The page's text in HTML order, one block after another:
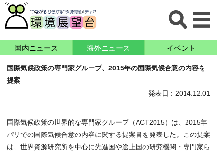
国内ニュース 海外ニュース イベント
国際気候政策の専門家グループ、2015年の国際気候合意の内容を
提案
発表日：2014.12.01
国際気候政策の世界的な専門家グループ（ACT2015）は、2015年
パリでの国際気候合意の内容に関する提案書を発表した。この提案
は、世界資源研究所を中心に先進国や途上国の研究機関・専門家ら